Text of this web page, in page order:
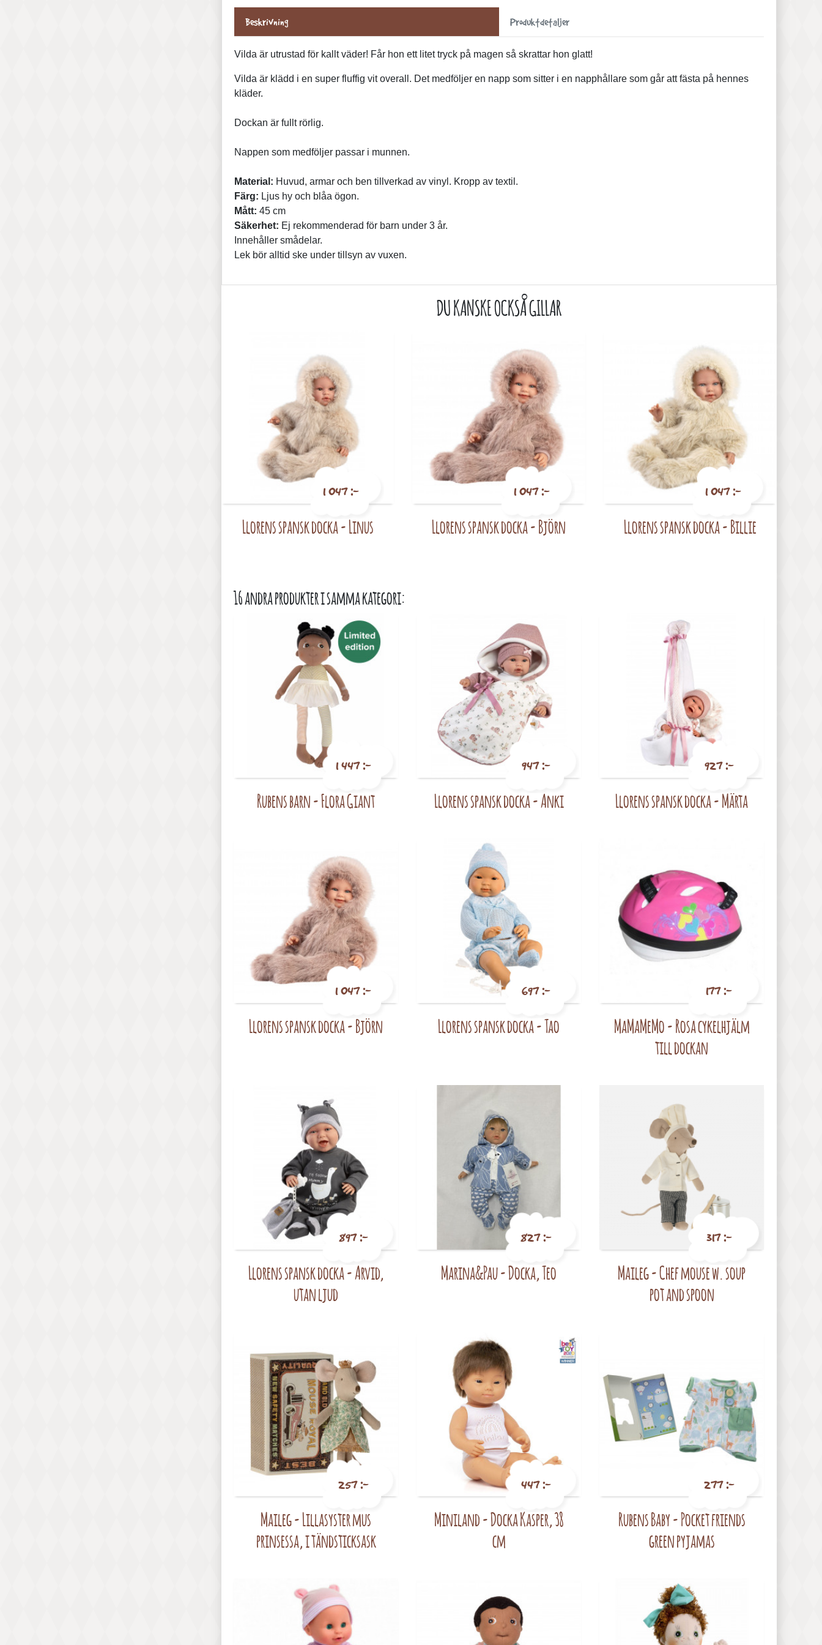
Beskrivning Produktdetaljer
Vilda är utrustad för kallt väder! Får hon ett litet tryck på magen så skrattar hon glatt!
Vilda är klädd i en super fluffig vit overall. Det medföljer en napp som sitter i en napphållare som går att fästa på hennes
kläder.
Dockan är fullt rörlig.
Nappen som medföljer passar i munnen.
Material: Huvud, armar och ben tillverkad av vinyl. Kropp av textil.
Färg: Ljus hy och blåa ögon.
Mått: 45 cm
Säkerhet: Ej rekommenderad för barn under 3 år.
Innehåller smådelar.
Lek bör alltid ske under tillsyn av vuxen.
DU KANSKE OCKSÅ GILLAR
Pris
1 047 :-
Llorens spansk docka - Linus Pris
1 047 :-
Llorens spansk docka - Björn Pris
1 047 :-
Llorens spansk docka - Billie
16 andra produkter i samma kategori:
Pris
1 447 :-
Rubens barn - Flora Giant Pris
947 :-
Llorens spansk docka - Anki Pris
927 :-
Llorens spansk docka - Märta
Pris
1 047 :-
Llorens spansk docka - Björn Pris
697 :-
Llorens spansk docka - Tao Pris
177 :-
MaMaMeMo - Rosa cykelhjälm
till dockan
Pris
897 :-
Llorens spansk docka - Arvid,
utan ljud
Pris
827 :-
Marina&Pau - Docka, Teo Pris
317 :-
Maileg - Chef mouse w. soup
pot and spoon
Pris
257 :-
Maileg - Lillasyster mus
prinsessa, i tändsticksask
Pris
447 :-
Miniland - Docka Kasper, 38
cm
Pris
277 :-
Rubens Baby - Pocket friends
green pyjamas